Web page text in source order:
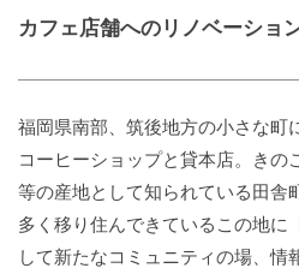
カフェ店舗へのリノベーショ
福岡県南部、筑後地方の小さな町
コーヒーショップと貸本店。きの
等の産地として知られている田舎
多く移り住んできているこの地に
して新たなコミュニティの場、情